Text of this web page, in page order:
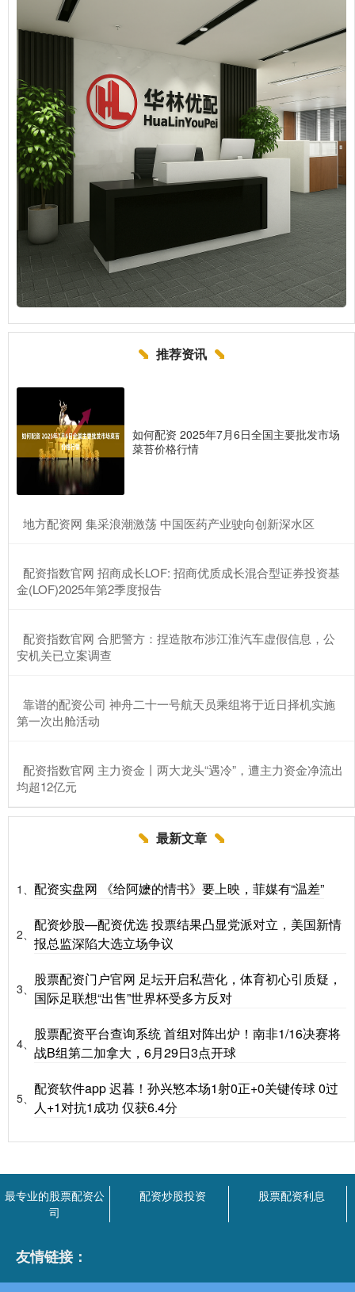
推荐资讯
如何配资 2025年7月6日全国主要批发市场
菜苔价格行情
​地方配资网 集采浪潮激荡 中国医药产业驶向创新深水区
​配资指数官网 招商成长LOF: 招商优质成长混合型证券投资基
金(LOF)2025年第2季度报告
​配资指数官网 合肥警方：捏造散布涉江淮汽车虚假信息，公
安机关已立案调查
​靠谱的配资公司 神舟二十一号航天员乘组将于近日择机实施
第一次出舱活动
​配资指数官网 主力资金丨两大龙头“遇冷”，遭主力资金净流出
均超12亿元
最新文章
1、 配资实盘网 《给阿嬷的情书》要上映，菲媒有“温差”
2、
配资炒股—配资优选 投票结果凸显党派对立，美国新情
报总监深陷大选立场争议
3、
股票配资门户官网 足坛开启私营化，体育初心引质疑，
国际足联想“出售”世界杯受多方反对
4、
股票配资平台查询系统 首组对阵出炉！南非1/16决赛将
战B组第二加拿大，6月29日3点开球
5、
配资软件app 迟暮！孙兴慜本场1射0正+0关键传球 0过
人+1对抗1成功 仅获6.4分
最专业的股票配资公
司
配资炒股投资 股票配资利息
友情链接：